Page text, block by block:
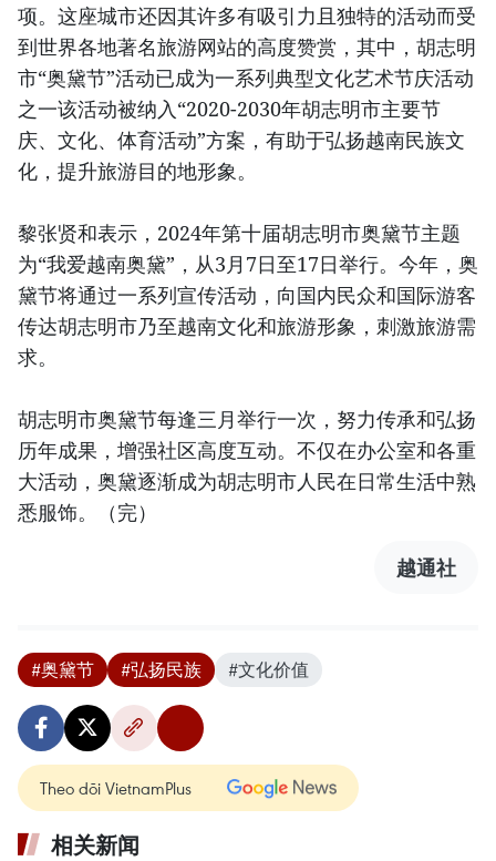
项。这座城市还因其许多有吸引力且独特的活动而受
到世界各地著名旅游网站的高度赞赏，其中，胡志明
市“奥黛节”活动已成为一系列典型文化艺术节庆活动
之一该活动被纳入“2020-2030年胡志明市主要节
庆、文化、体育活动”方案，有助于弘扬越南民族文
化，提升旅游目的地形象。
黎张贤和表示，2024年第十届胡志明市奥黛节主题
为“我爱越南奥黛”，从3月7日至17日举行。今年，奥
黛节将通过一系列宣传活动，向国内民众和国际游客
传达胡志明市乃至越南文化和旅游形象，刺激旅游需
求。
胡志明市奥黛节每逢三月举行一次，努力传承和弘扬
历年成果，增强社区高度互动。不仅在办公室和各重
大活动，奥黛逐渐成为胡志明市人民在日常生活中熟
悉服饰。（完）
越通社
#奥黛节 #弘扬民族 #文化价值
Theo dõi VietnamPlus
相关新闻